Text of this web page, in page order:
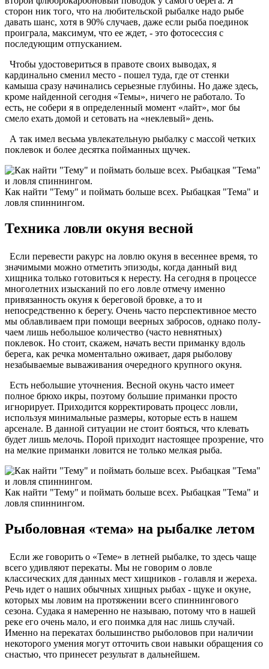
сторон­ ник того, что на любительской рыбалке надо рыбе
давать шанс, хотя в 90% случаев, даже если рыба поединок
проиграла, максимум, что ее ждет, - это фотосессия с
последующим отпусканием.
Чтобы удостовериться в правоте своих выводах, я
кардинально сменил место - пошел туда, где от стенки
камыша сразу начинались серьезные глубины. Но даже здесь,
кроме найденной сегодня «Темы», ничего не работало. То
есть, не собери я в определенный момент «лайт», мог бы
смело ехать домой и сетовать на «неклевый» день.
А так имел весьма увлекательную рыбалку с массой четких
поклевок и более десятка пойманных щучек.
Как найти "Тему" и поймать больше всех. Рыбацкая "Тема" и
ловля спиннингом.
Техника ловли окуня весной
Если перевести ракурс на ловлю окуня в весеннее время, то
значимыми можно отметить эпизоды, когда данный вид
хищника только готовиться к нересту. На сегодня в процессе
многолетних изысканий по его ловле отмечу именно
привязанность окуня к береговой бровке, а то и
непосредственно к берегу. Очень часто перспективное место
мы облавливаем при помощи веерных забросов, однако полу­
чаем лишь небольшое количество (часто невнятных)
поклевок. Но стоит, скажем, начать вести приманку вдоль
берега, как речка моментально оживает, даря рыболову
незабываемые вываживания очередного крупного окуня.
Есть небольшие уточнения. Весной окунь часто имеет
полное брюхо икры, поэтому большие приманки просто
игнорирует. Приходится корректировать процесс ловли,
используя минимальные размеры, которые есть в нашем
арсенале. В данной ситуации не стоит бояться, что клевать
будет лишь мелочь. Порой приходит настоящее прозрение, что
на мелкие приманки ловится не только мелкая рыба.
Как найти "Тему" и поймать больше всех. Рыбацкая "Тема" и
ловля спиннингом.
Рыболовная «тема» на рыбалке летом
Если же говорить о «Теме» в летней рыбалке, то здесь чаще
всего удивляют перекаты. Мы не говорим о ловле
классических для данных мест хищников - голавля и жереха.
Речь идет о наших обычных хищных рыбах - щуке и окуне,
которых мы ловим на протяжении всего спиннингового
сезона. Судака я намеренно не называю, потому что в нашей
реке его очень мало, и его поимка для нас лишь случай.
Именно на перекатах большинство рыболовов при наличии
некоторого умения могут отточить свои навыки обращения со
снастью, что принесет результат в дальнейшем.